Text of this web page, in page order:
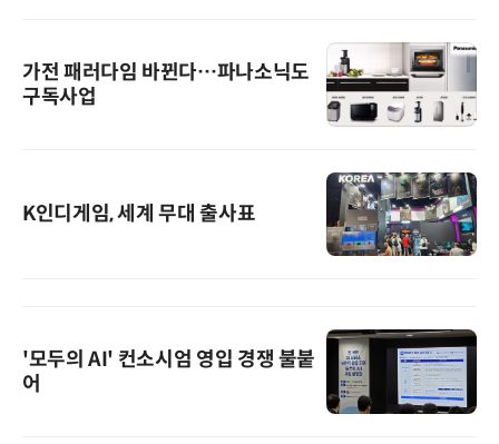
가전 패러다임 바뀐다…파나소닉도
구독사업
K인디게임, 세계 무대 출사표
'모두의 AI' 컨소시엄 영입 경쟁 불붙
어